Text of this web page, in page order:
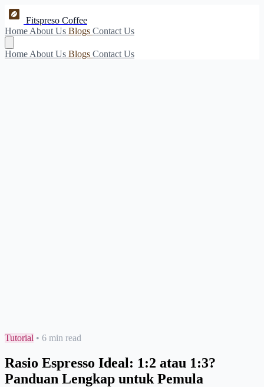
Fitspreso Coffee
Home About Us Blogs Contact Us
Home About Us Blogs Contact Us
Tutorial • 6 min read
Rasio Espresso Ideal: 1:2 atau 1:3?
Panduan Lengkap untuk Pemula